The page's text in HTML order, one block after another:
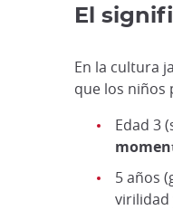
El
En la cultura
que los niños
Edad 3
5 años
virilidad